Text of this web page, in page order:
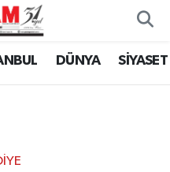
DÜNYA SİYASET